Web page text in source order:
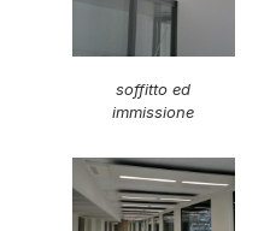
soffitto ed
immissione